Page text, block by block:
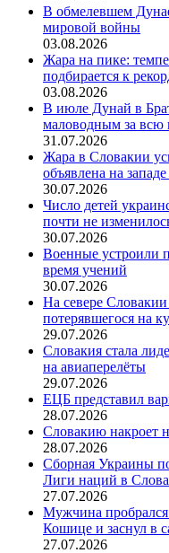
В обмелевшем
мировой войны
03.08.2026
Жара на пике:
подбирается к
03.08.2026
В июле Дунай в
маловодным за всю
31.07.2026
Жара в Словакии
объявлена на
30.07.2026
Число детей
почти не
30.07.2026
Военные устроили
время учений
30.07.2026
На севере
потерявшегося на
29.07.2026
Словакия стала
на авиаперелёты
29.07.2026
ЕЦБ представил
28.07.2026
Словакию накроет
28.07.2026
Сборная Украины
Лиги наций в
27.07.2026
Мужчина
Кошице и заснул в
27.07.2026